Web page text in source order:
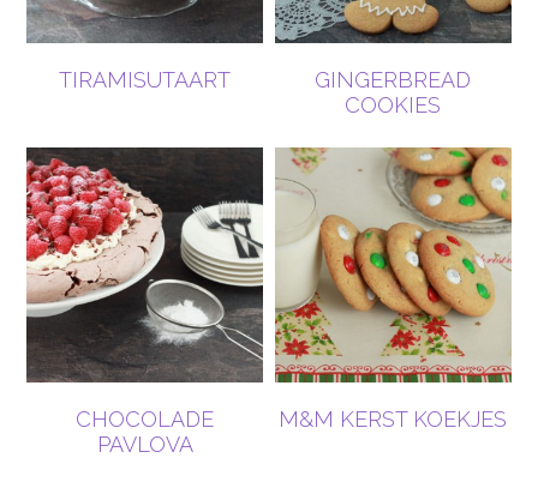
TIRAMISUTAART
GINGERBREAD
COOKIES
CHOCOLADE
PAVLOVA
M&M KERST KOEKJES